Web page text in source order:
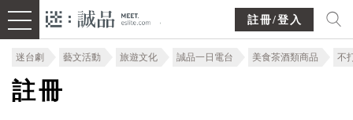
註冊/登入
迷台劇 藝文活動 旅遊文化 誠品一日電台 美食茶酒類商品 不
註冊